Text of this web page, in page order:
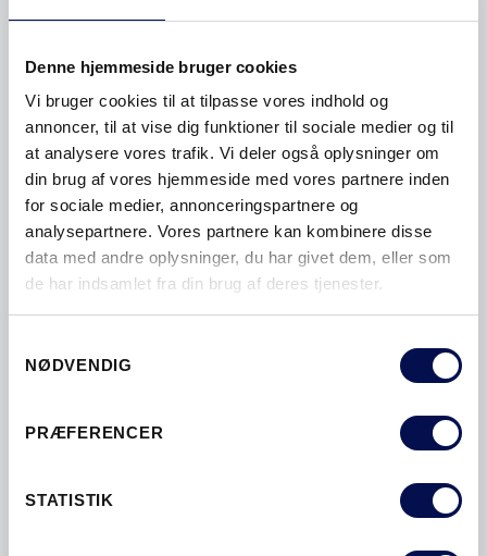
Denne hjemmeside bruger cookies
Vi bruger cookies til at tilpasse vores indhold og
annoncer, til at vise dig funktioner til sociale medier og til
at analysere vores trafik. Vi deler også oplysninger om
din brug af vores hjemmeside med vores partnere inden
for sociale medier, annonceringspartnere og
analysepartnere. Vores partnere kan kombinere disse
data med andre oplysninger, du har givet dem, eller som
de har indsamlet fra din brug af deres tjenester.
NØDVENDIG
PRÆFERENCER
STATISTIK
YDERDØRE